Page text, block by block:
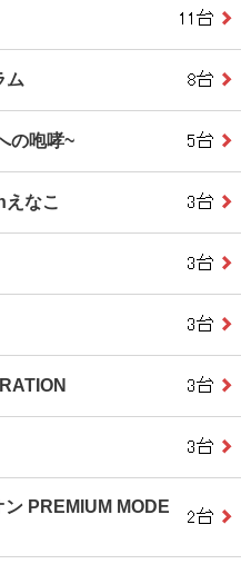
ム
の咆哮~
なこ
PREMIUM MODE